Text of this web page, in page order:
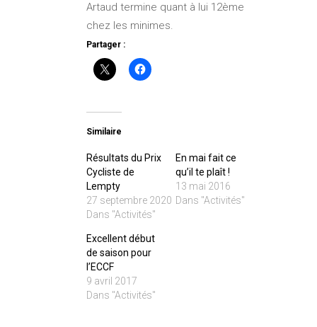
Artaud termine quant à lui 12ème
chez les minimes.
Partager :
Similaire
Résultats du Prix
Cycliste de
Lempty
27 septembre 2020
Dans "Activités"
En mai fait ce
qu’il te plaît !
13 mai 2016
Dans "Activités"
Excellent début
de saison pour
l’ECCF
9 avril 2017
Dans "Activités"